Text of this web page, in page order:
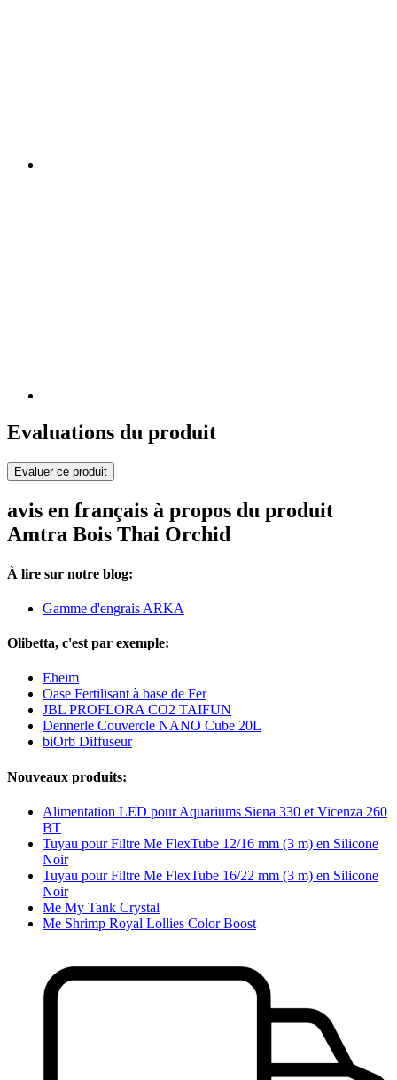
Evaluations du produit
Evaluer ce produit
avis en français à propos du produit
Amtra Bois Thai Orchid
À lire sur notre blog:
Gamme d'engrais ARKA
Olibetta, c'est par exemple:
Eheim
Oase Fertilisant à base de Fer
JBL PROFLORA CO2 TAIFUN
Dennerle Couvercle NANO Cube 20L
biOrb Diffuseur
Nouveaux produits:
Alimentation LED pour Aquariums Siena 330 et Vicenza 260
BT
Tuyau pour Filtre Me FlexTube 12/16 mm (3 m) en Silicone
Noir
Tuyau pour Filtre Me FlexTube 16/22 mm (3 m) en Silicone
Noir
Me My Tank Crystal
Me Shrimp Royal Lollies Color Boost